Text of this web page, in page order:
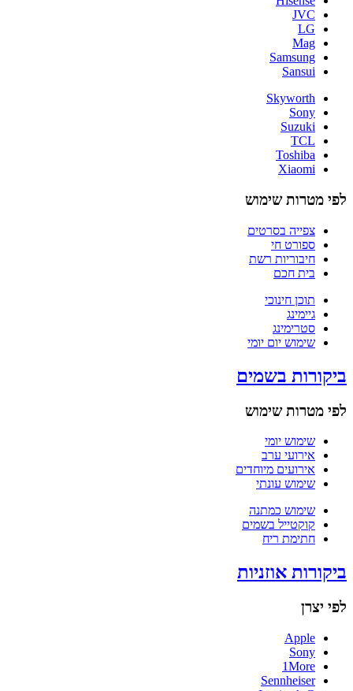
JVC
LG
Mag
Samsung
Sansui
Skyworth
Sony
Suzuki
TCL
Toshiba
Xiaomi
לפי מטרות שימוש
צפייה בסרטים
ספורט חי
חיבוריות רשת
בית חכם
תוכן חינוכי
גיימינג
סטרימינג
שימוש יום יומי
ביקורות בשמים
לפי מטרות שימוש
שימוש יומי
אירועי ערב
אירועים מיוחדים
שימוש עונתי
שימוש כמתנה
קוקטייל בשמים
חתימת ריח
ביקורות אוזניות
לפי יצרן
Apple
Sony
1More
Sennheiser